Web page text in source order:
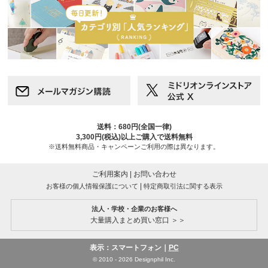
送料：680円(全国一律)
3,300円(税込)以上ご購入で送料無料
※送料無料商品・キャンペーンご利用の際は異なります。
ご利用案内 お問い合わせ
お客様の個人情報保護について 特定商取引法に関する表示
法人・学校・企業のお客様へ
大量購入まとめ買い窓口 ＞＞
表示：スマートフォン｜ PC
© 2010 - 2026 Designphil Inc.